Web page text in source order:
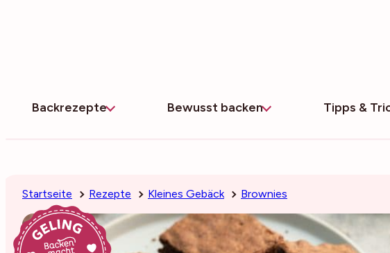
Backrezepte Bewusst backen Tipps &
Startseite Rezepte Kleines Gebäck Brownies